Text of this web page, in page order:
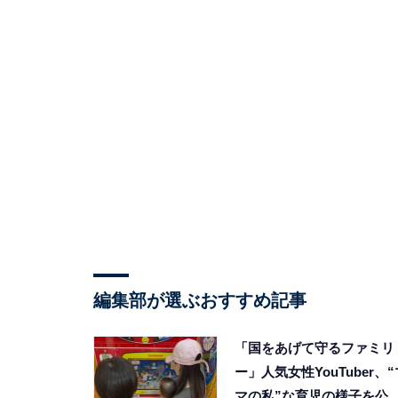
編集部が選ぶおすすめ記事
「国をあげて守るファミリ
ー」人気女性YouTuber、“